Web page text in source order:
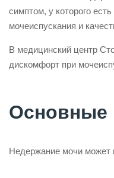
симптом, у которого
мочеиспускания и
В медицинский центр
дискомфорт при
Основные
Недержание мочи может